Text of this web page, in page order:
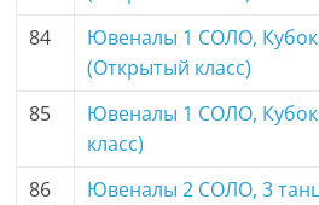
84
Ювеналы 1 СОЛО, Кубок
(Открытый класс)
85
Ювеналы 1 СОЛО, Кубок
класс)
86
Ювеналы 2 СОЛО, 3